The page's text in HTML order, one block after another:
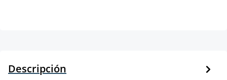
Descripción